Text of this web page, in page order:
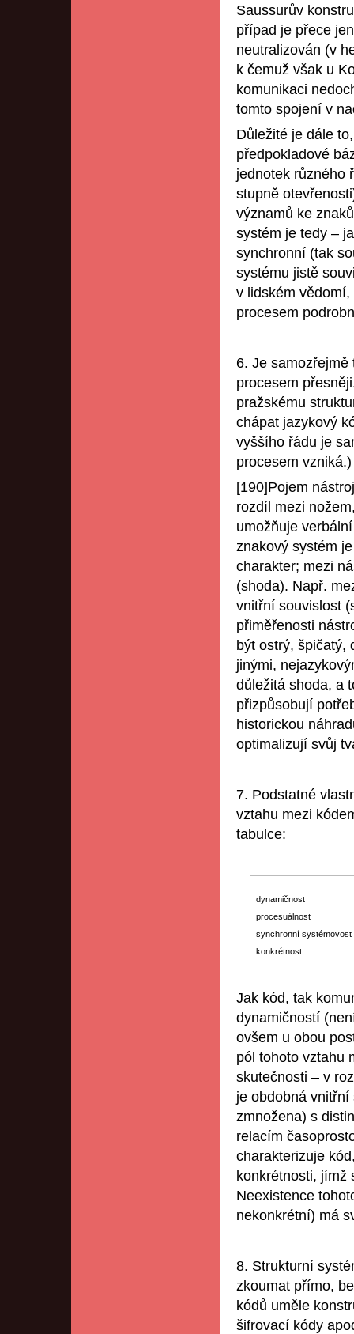
Saussurův
případ je přece
neutralizován (v
k čemuž však u
komunikaci
tomto spojení v
Důležité je dále
předpokladové
jednotek různého
stupně
významů ke
systém je tedy –
synchronní (tak
systému jistě
v lidském
procesem
6. Je
procesem
pražskému
chápat jazykový
vyššího řádu je
procesem vzniká.)
[190]Pojem
rozdíl mezi
umožňuje
znakový systém
charakter; mezi
(shoda). Např.
vnitřní souvislost
přiměřenosti
být ostrý, špičatý,
jinými,
důležitá shoda, a
přizpůsobují
historickou
optimalizují svůj
7. Podstatné
vztahu mezi
tabulce:
dynamičnost
procesuálnost
synchronní systémovost
konkrétnost
Jak kód, tak
dynamičností
ovšem u obou
pól tohoto vztahu
skutečnosti – v
je obdobná
zmnožena) s
relacím
charakterizuje
konkrétnosti, jímž
Neexistence
nekonkrétní) má
8. Strukturní
zkoumat přímo,
kódů uměle
šifrovací kódy